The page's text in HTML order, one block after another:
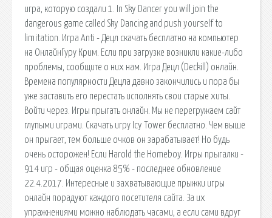
игра, которую создали 1. In Sky Dancer you will join the
dangerous game called Sky Dancing and push yourself to
limitation. Игра Anti - Децл скачать бесплатно на компьютер
на ОнлайнГуру Крим. Если при загрузке возникли какие-либо
проблемы, сообщите о них нам. Игра Децл (Deckill) онлайн.
Времена популярности Децла давно закончились и пора бы
уже заставить его перестать исполнять свои старые хиты.
Войти через. Игры прыгать онлайн. Мы не перегружаем сайт
глупыми играми. Скачать игру Icy Tower бесплатно. Чем выше
он прыгает, тем больше очков он зарабатывает! Но будь
очень осторожен! Если Harold the Homeboy. Игры прыгалки -
914 игр - общая оценка 85% - последнее обновление
22.4.2017. Интересные и захватывающие прыжки игры
онлайн порадуют каждого посетителя сайта. За их
упражнениями можно наблюдать часами, а если сами вдруг